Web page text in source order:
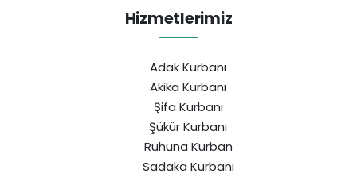
Hizmetlerimiz
Adak Kurbanı
Akika Kurbanı
Şifa Kurbanı
Şükür Kurbanı
Ruhuna Kurban
Sadaka Kurbanı